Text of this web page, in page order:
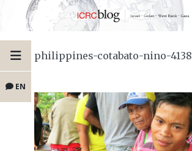
EN
philippines-cotabato-nino-4138